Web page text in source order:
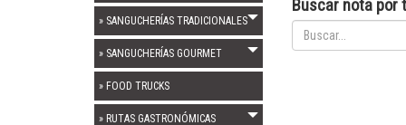
» SANGUCHERÍAS TRADICIONALES
» SANGUCHERÍAS GOURMET
» FOOD TRUCKS
» RUTAS GASTRONÓMICAS
Buscar nota por